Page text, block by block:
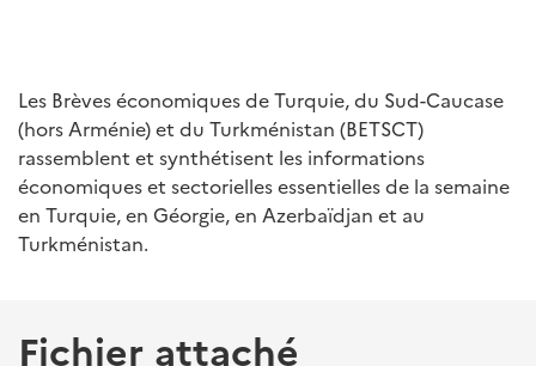
Les Brèves économiques de Turquie, du Sud-Caucase
(hors Arménie) et du Turkménistan (BETSCT)
rassemblent et synthétisent les informations
économiques et sectorielles essentielles de la semaine
en Turquie, en Géorgie, en Azerbaïdjan et au
Turkménistan.
Fichier attaché